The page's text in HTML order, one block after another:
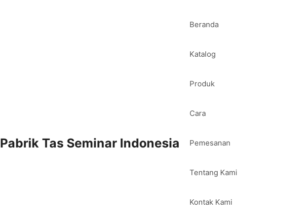
Pabrik Tas Seminar Indonesia
Beranda
Katalog
Produk
Cara
Pemesanan
Tentang Kami
Kontak Kami